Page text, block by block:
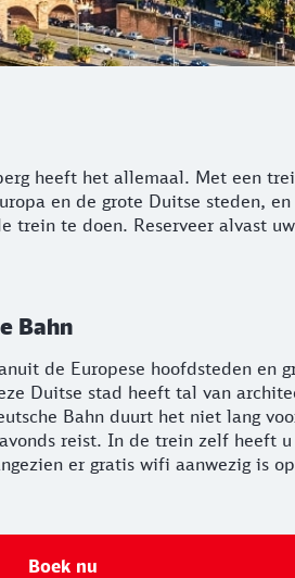
heeft het allemaal. Met een
en de grote Duitse steden,
te doen. Reserveer alvast
Bahn
de Europese hoofdsteden en
Duitse stad heeft tal van
Bahn duurt het niet lang
reist. In de trein zelf heeft
er gratis wifi aanwezig is
Boek nu